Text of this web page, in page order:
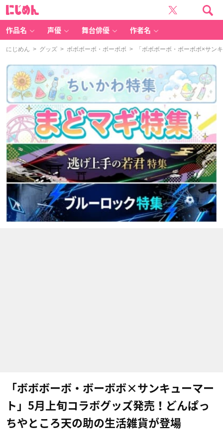
作品名 声優 舞台俳優 作者名
にじめん > グッズ > ボボボーボ・ボーボボ > 「ボボボーボ・ボーボボ×サン
「ボボボーボ・ボーボボ×サンキューマー
ト」5月上旬コラボグッズ発売！どんぱっ
ちやところ天の助の生活雑貨が登場